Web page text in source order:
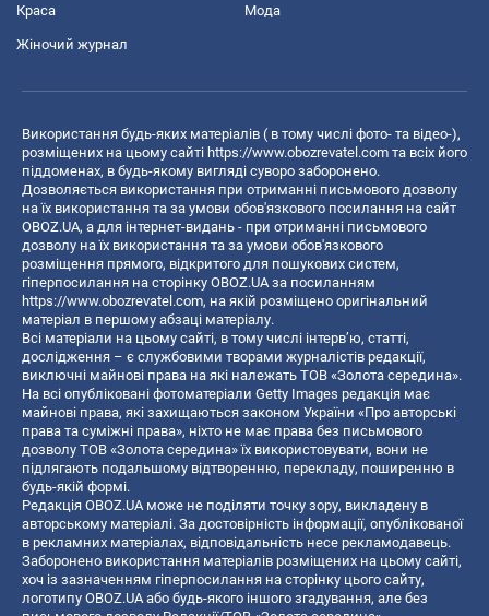
Краса Мода
Жіночий журнал
Використання будь-яких матеріалів ( в тому числі фото- та відео-),
розміщених на цьому сайті https://www.obozrevatel.com та всіх його
піддоменах, в будь-якому вигляді суворо заборонено.
Дозволяється використання при отриманні письмового дозволу
на їх використання та за умови обов'язкового посилання на сайт
OBOZ.UA, а для інтернет-видань - при отриманні письмового
дозволу на їх використання та за умови обов'язкового
розміщення прямого, відкритого для пошукових систем,
гіперпосилання на сторінку OBOZ.UA за посиланням
https://www.obozrevatel.com, на якій розміщено оригінальний
матеріал в першому абзаці матеріалу.
Всі матеріали на цьому сайті, в тому числі інтерв’ю, статті,
дослідження – є службовими творами журналістів редакції,
виключні майнові права на які належать ТОВ «Золота середина».
На всі опубліковані фотоматеріали Getty Images редакція має
майнові права, які захищаються законом України «Про авторські
права та суміжні права», ніхто не має права без письмового
дозволу ТОВ «Золота середина» їх використовувати, вони не
підлягають подальшому відтворенню, перекладу, поширенню в
будь-якій формі.
Редакція OBOZ.UA може не поділяти точку зору, викладену в
авторському матеріалі. За достовірність інформації, опублікованої
в рекламних матеріалах, відповідальність несе рекламодавець.
Заборонено використання матеріалів розміщених на цьому сайті,
хоч із зазначенням гіперпосилання на сторінку цього сайту,
логотипу OBOZ.UA або будь-якого іншого згадування, але без